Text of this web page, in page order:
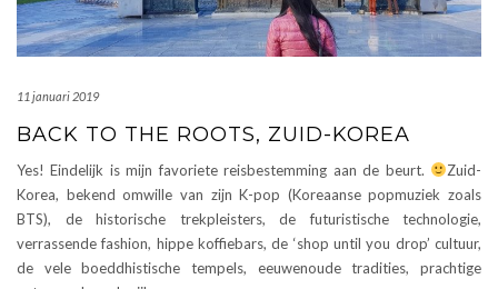
11 januari 2019
BACK TO THE ROOTS, ZUID-KOREA
Yes! Eindelijk is mijn favoriete reisbestemming aan de beurt.
Zuid-
Korea, bekend omwille van zijn K-pop (Koreaanse popmuziek zoals
BTS), de historische trekpleisters, de futuristische technologie,
verrassende fashion, hippe koffiebars, de ‘shop until you drop’ cultuur,
de vele boeddhistische tempels, eeuwenoude tradities, prachtige